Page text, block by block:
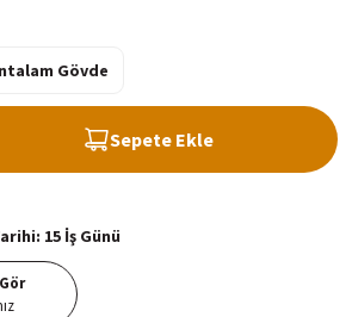
Gövde
Sepete Ekle
15 İş Günü